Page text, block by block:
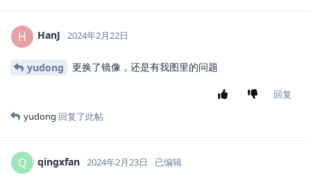
H HanJ 2024年2月22日
yudong 更换了镜像，还是有我图里的问题
回复
yudong 回复了此帖
Q qingxfan 2024年2月23日 已编辑